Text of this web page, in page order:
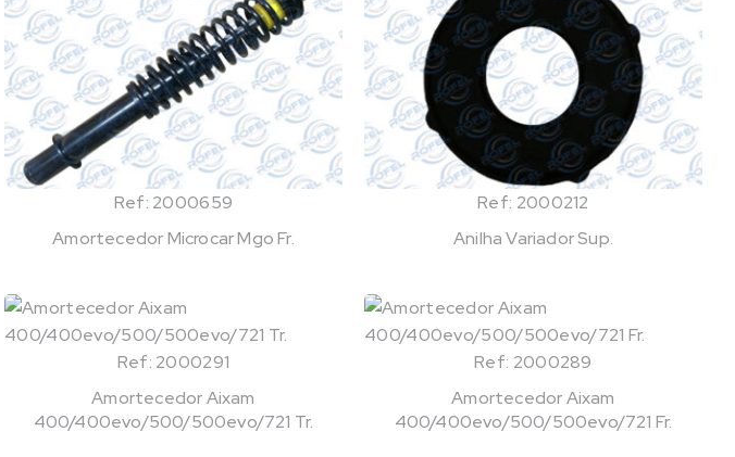
Ref: 2000659
Amortecedor Microcar Mgo Fr.
Ref: 2000212
Anilha Variador Sup.
Ref: 2000291
Amortecedor Aixam
400/400evo/500/500evo/721 Tr.
Ref: 2000289
Amortecedor Aixam
400/400evo/500/500evo/721 Fr.